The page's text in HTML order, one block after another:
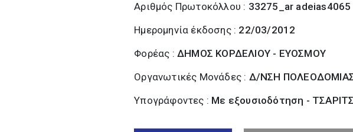
Αριθμός Πρωτοκόλλου : 33275_ar adeias4065
Ημερομηνία έκδοσης : 22/03/2012
Φορέας :ΔΗΜΟΣ ΚΟΡΔΕΛΙΟΥ - ΕΥΟΣΜΟΥ
Οργανωτικές Μονάδες : Δ/ΝΣΗ
Υπογράφοντες : Με εξουσιοδότηση -